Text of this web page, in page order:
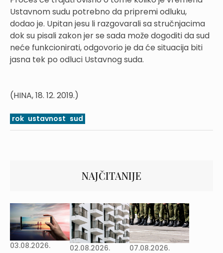
Ustavnom sudu potrebno da pripremi odluku,
dodao je. Upitan jesu li razgovarali sa stručnjacima
dok su pisali zakon jer se sada može dogoditi da sud
neće funkcionirati, odgovorio je da će situacija biti
jasna tek po odluci Ustavnog suda.
(HINA, 18. 12. 2019.)
rok ustavnost sud
NAJČITANIJE
03.08.2026. 02.08.2026. 07.08.2026.